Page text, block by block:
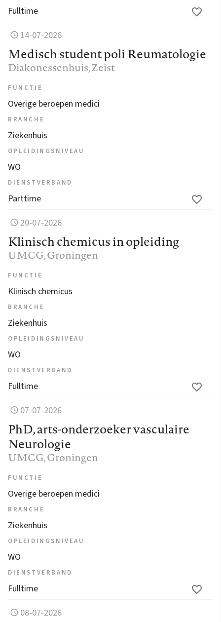
Fulltime
14-07-2026
Medisch student poli Reumatologie
Diakonessenhuis, Zeist
FUNCTIE
Overige beroepen medici
BRANCHE
Ziekenhuis
OPLEIDINGSNIVEAU
WO
DIENSTVERBAND
Parttime
20-07-2026
Klinisch chemicus in opleiding
UMCG, Groningen
FUNCTIE
Klinisch chemicus
BRANCHE
Ziekenhuis
OPLEIDINGSNIVEAU
WO
DIENSTVERBAND
Fulltime
07-07-2026
PhD, arts-onderzoeker vasculaire
Neurologie
UMCG, Groningen
FUNCTIE
Overige beroepen medici
BRANCHE
Ziekenhuis
OPLEIDINGSNIVEAU
WO
DIENSTVERBAND
Fulltime
08-07-2026